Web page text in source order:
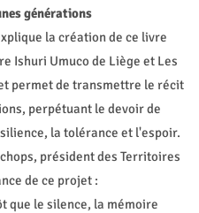
générations
la création de ce livre
Ishuri Umuco de Liège et Les
permet de transmettre le récit
perpétuant le devoir de
la tolérance et l'espoir.
président des Territoires
de ce projet :
que le silence, la mémoire